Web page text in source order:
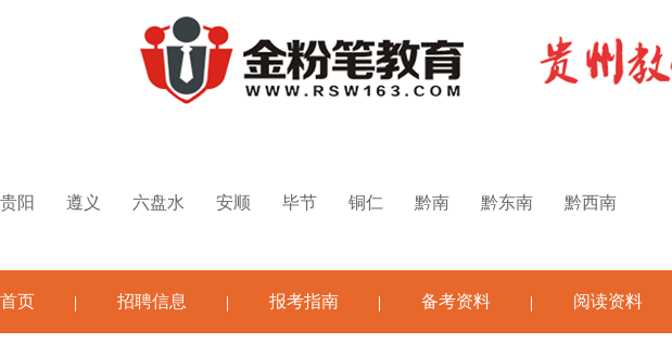
贵阳 遵义 六盘水 安顺 毕节 铜仁 黔南 黔东南 黔西南
首页 招聘信息 报考指南 备考资料 阅读资料